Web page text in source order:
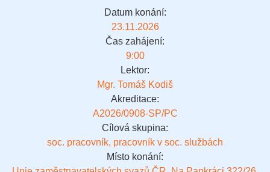
Datum konání:
23.11.2026
Čas zahájení:
9:00
Lektor:
Mgr. Tomáš Kodiš
Akreditace:
A2026/0908-SP/PC
Cílová skupina:
soc. pracovník, pracovník v soc. službách
Místo konání: